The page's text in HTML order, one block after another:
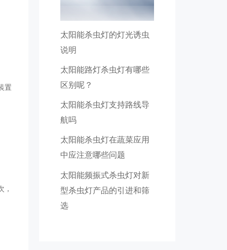
置
，
太阳能杀虫灯的灯光诱虫
说明
太阳能路灯杀虫灯有哪些
区别呢？
太阳能杀虫灯支持路线导
航吗
太阳能杀虫灯在蔬菜应用
中应注意哪些问题
太阳能频振式杀虫灯对新
型杀虫灯产品的引进和筛
选